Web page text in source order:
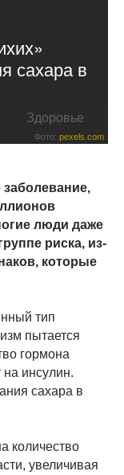
сахара в
Здоровье
Фото: pexels.com
люди даже
риска, из-
которые
тип
пытается
гормона
на инсулин.
сахара в
количество
увеличивая